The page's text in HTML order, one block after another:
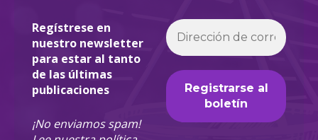
Regístrese en
nuestro newsletter
para estar al tanto
de las últimas
publicaciones
¡No enviamos spam!